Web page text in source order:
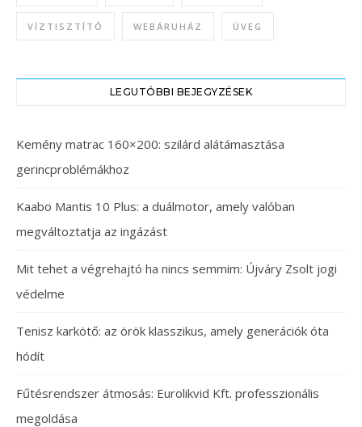
VÍZTISZTÍTÓ WEBÁRUHÁZ ÜVEG
LEGUTÓBBI BEJEGYZÉSEK
Kemény matrac 160×200: szilárd alátámasztása
gerincproblémákhoz
Kaabo Mantis 10 Plus: a duálmotor, amely valóban
megváltoztatja az ingázást
Mit tehet a végrehajtó ha nincs semmim: Újváry Zsolt jogi
védelme
Tenisz karkötő: az örök klasszikus, amely generációk óta
hódít
Fűtésrendszer átmosás: Eurolikvid Kft. professzionális
megoldása